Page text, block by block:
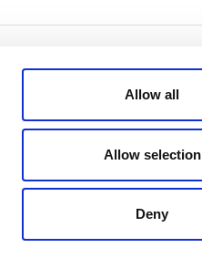
Allow all
Allow selection
Deny
- P.IVA 04988370963